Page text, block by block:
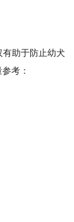
助于防止幼犬
考：